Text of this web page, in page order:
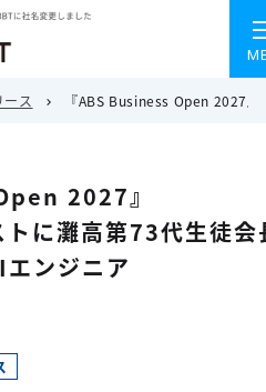
ス 『ABS Business Open 2027
2027』
に灘高第73代生徒会
ンジニア